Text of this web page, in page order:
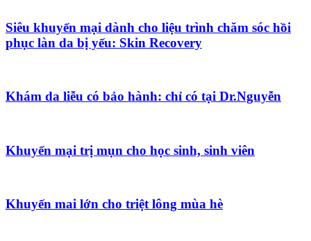
Siêu khuyến mại dành cho liệu trình chăm sóc hồi
phục làn da bị yếu: Skin Recovery
Khám da liễu có bảo hành: chỉ có tại Dr.Nguyễn
Khuyến mại trị mụn cho học sinh, sinh viên
Khuyến mai lớn cho triệt lông mùa hè